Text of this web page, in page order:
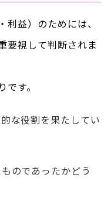
益）のためには、
要視して判断されま
す。
な役割を果たしてい
のであったかどう